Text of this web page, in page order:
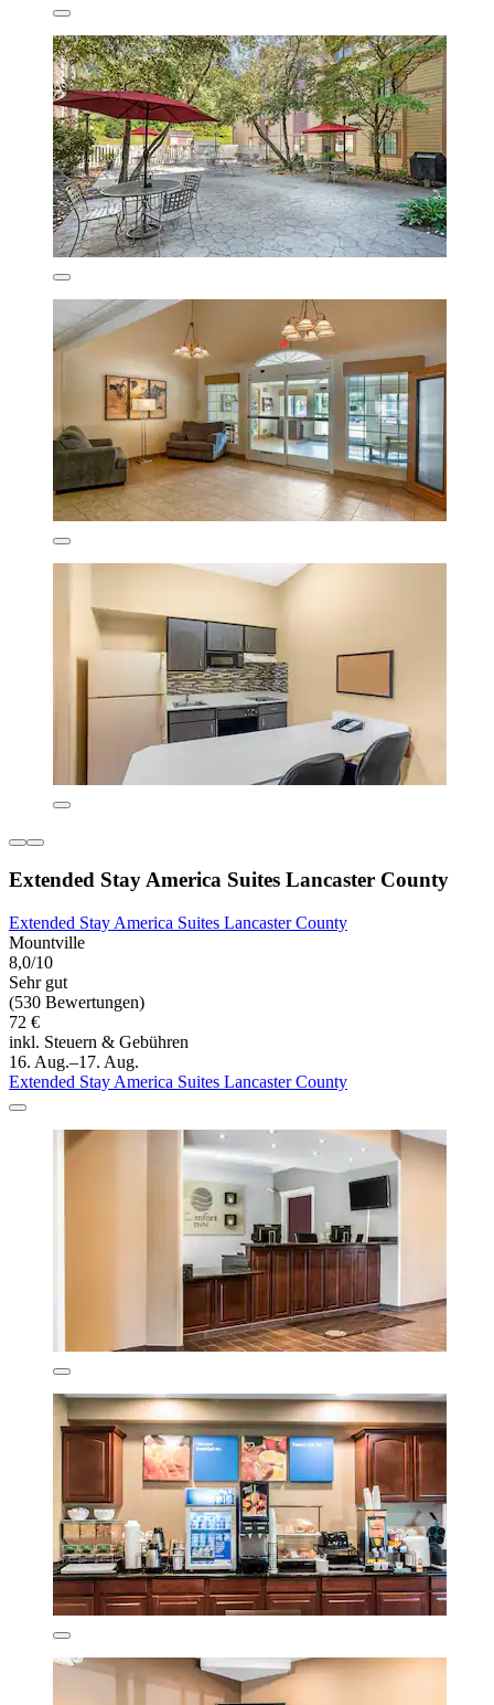
Extended Stay America Suites Lancaster County
Extended Stay America Suites Lancaster County
Mountville
8,0/10
Sehr gut
(530 Bewertungen)
72 €
inkl. Steuern & Gebühren
16. Aug.–17. Aug.
Extended Stay America Suites Lancaster County